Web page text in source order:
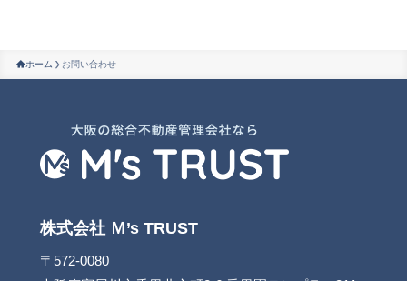
ホーム お問い合わせ
株式会社 Ｍ’s TRUST
〒572-0080